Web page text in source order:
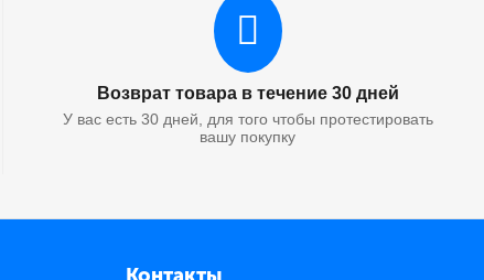
Возврат товара в течение 30 дней
У вас есть 30 дней, для того чтобы протестировать
вашу покупку